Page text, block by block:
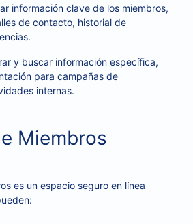
información clave de los miembros,
de contacto, historial de
y buscar información específica,
para campañas de
internas.
Miembros
es un espacio seguro en línea